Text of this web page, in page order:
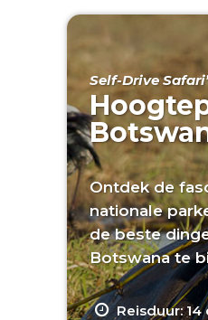
Self-Drive
Ontdek de
nationale
de beste
Botswana te
Reisduur: